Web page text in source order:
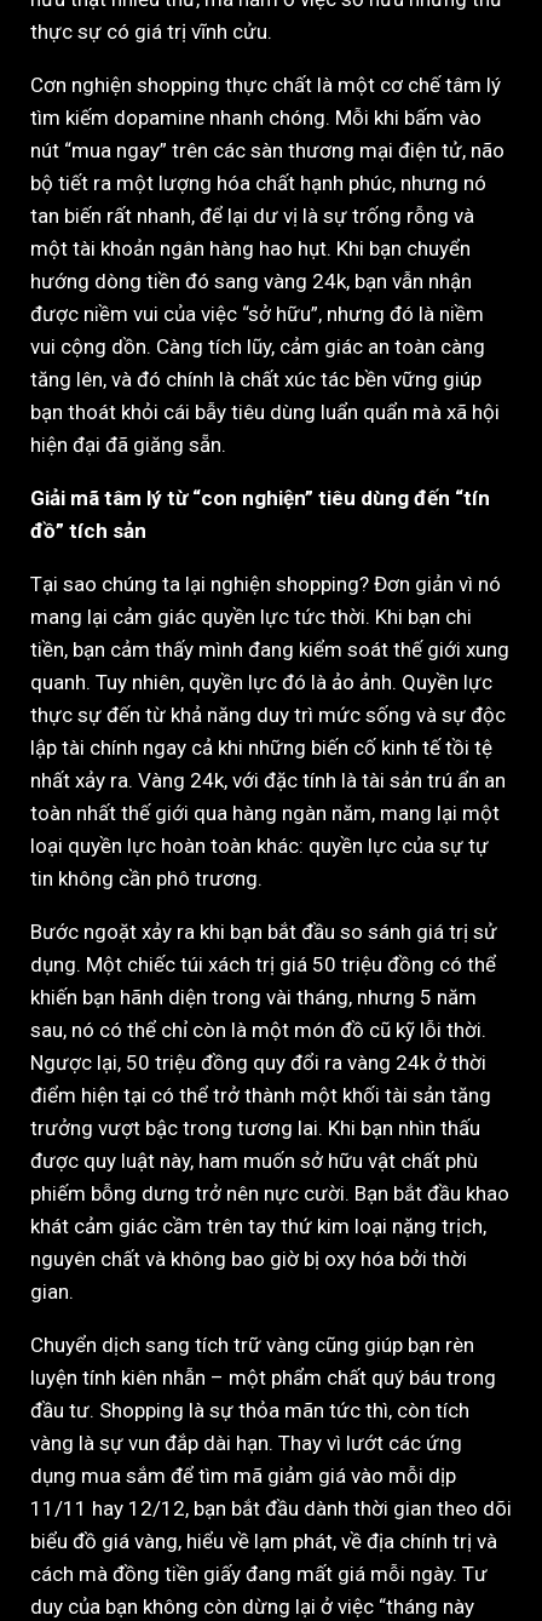
thực sự có giá trị vĩnh cửu.
Cơn nghiện shopping thực chất là một cơ chế tâm lý
tìm kiếm dopamine nhanh chóng. Mỗi khi bấm vào
nút “mua ngay” trên các sàn thương mại điện tử, não
bộ tiết ra một lượng hóa chất hạnh phúc, nhưng nó
tan biến rất nhanh, để lại dư vị là sự trống rỗng và
một tài khoản ngân hàng hao hụt. Khi bạn chuyển
hướng dòng tiền đó sang vàng 24k, bạn vẫn nhận
được niềm vui của việc “sở hữu”, nhưng đó là niềm
vui cộng dồn. Càng tích lũy, cảm giác an toàn càng
tăng lên, và đó chính là chất xúc tác bền vững giúp
bạn thoát khỏi cái bẫy tiêu dùng luẩn quẩn mà xã hội
hiện đại đã giăng sẵn.
Giải mã tâm lý từ “con nghiện” tiêu dùng đến “tín
đồ” tích sản
Tại sao chúng ta lại nghiện shopping? Đơn giản vì nó
mang lại cảm giác quyền lực tức thời. Khi bạn chi
tiền, bạn cảm thấy mình đang kiểm soát thế giới xung
quanh. Tuy nhiên, quyền lực đó là ảo ảnh. Quyền lực
thực sự đến từ khả năng duy trì mức sống và sự độc
lập tài chính ngay cả khi những biến cố kinh tế tồi tệ
nhất xảy ra. Vàng 24k, với đặc tính là tài sản trú ẩn an
toàn nhất thế giới qua hàng ngàn năm, mang lại một
loại quyền lực hoàn toàn khác: quyền lực của sự tự
tin không cần phô trương.
Bước ngoặt xảy ra khi bạn bắt đầu so sánh giá trị sử
dụng. Một chiếc túi xách trị giá 50 triệu đồng có thể
khiến bạn hãnh diện trong vài tháng, nhưng 5 năm
sau, nó có thể chỉ còn là một món đồ cũ kỹ lỗi thời.
Ngược lại, 50 triệu đồng quy đổi ra vàng 24k ở thời
điểm hiện tại có thể trở thành một khối tài sản tăng
trưởng vượt bậc trong tương lai. Khi bạn nhìn thấu
được quy luật này, ham muốn sở hữu vật chất phù
phiếm bỗng dưng trở nên nực cười. Bạn bắt đầu khao
khát cảm giác cầm trên tay thứ kim loại nặng trịch,
nguyên chất và không bao giờ bị oxy hóa bởi thời
gian.
Chuyển dịch sang tích trữ vàng cũng giúp bạn rèn
luyện tính kiên nhẫn – một phẩm chất quý báu trong
đầu tư. Shopping là sự thỏa mãn tức thì, còn tích
vàng là sự vun đắp dài hạn. Thay vì lướt các ứng
dụng mua sắm để tìm mã giảm giá vào mỗi dịp
11/11 hay 12/12, bạn bắt đầu dành thời gian theo dõi
biểu đồ giá vàng, hiểu về lạm phát, về địa chính trị và
cách mà đồng tiền giấy đang mất giá mỗi ngày. Tư
duy của bạn không còn dừng lại ở việc “tháng này